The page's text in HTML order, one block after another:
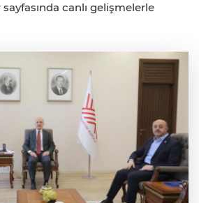
sayfasında canlı gelişmelerle